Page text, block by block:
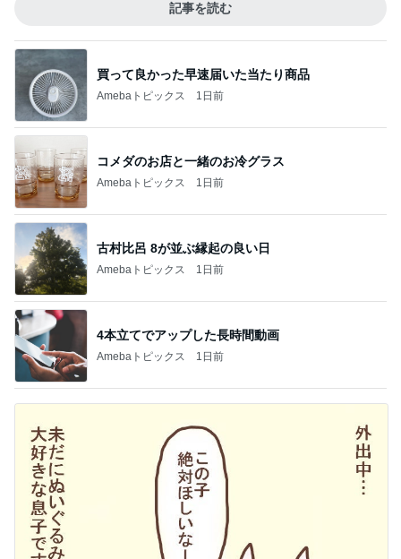
記事を読む
買って良かった早速届いた当たり商品
Amebaトピックス 1日前
コメダのお店と一緒のお冷グラス
Amebaトピックス 1日前
古村比呂 8が並ぶ縁起の良い日
Amebaトピックス 1日前
4本立てでアップした長時間動画
Amebaトピックス 1日前